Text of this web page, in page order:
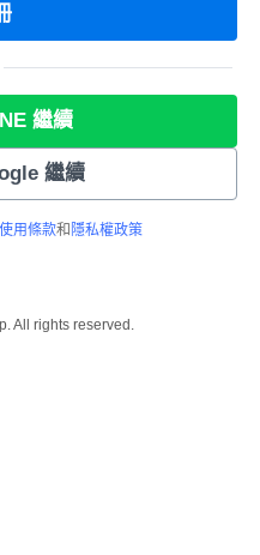
繼續
繼續
使用條款和 隱私權政策
All rights reserved.